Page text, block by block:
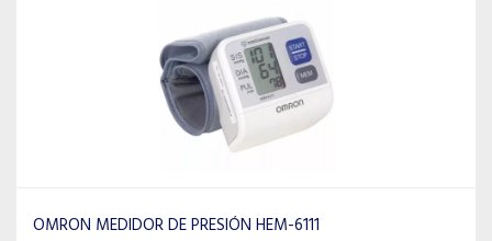
OMRON MEDIDOR DE PRESIÓN HEM-6111